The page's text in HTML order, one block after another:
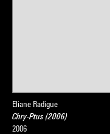
Eliane Radigue
Chry-Ptus (2006)
2006